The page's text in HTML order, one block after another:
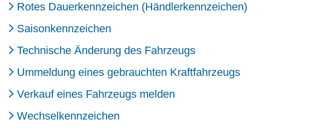
Rotes Dauerkennzeichen (Händlerkennzeichen)
Saisonkennzeichen
Technische Änderung des Fahrzeugs
Ummeldung eines gebrauchten Kraftfahrzeugs
Verkauf eines Fahrzeugs melden
Wechselkennzeichen